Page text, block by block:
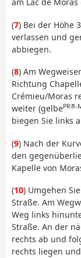
am Lac de
(7) Bei der Höhe
verlassen und
abbiegen.
(8) Am
Richtung
Crémieu/Moras
weiter (gelbePR®-
biegen Sie links
(9) Nach der
den
Kapelle von
(10) Umgehen
Straße. Am
Weg links
Straße. An der
rechts ab und
rechts liegen